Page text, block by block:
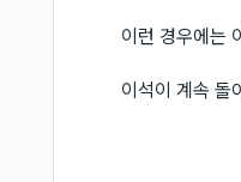
이런 경우에는
이석이 계속 돌